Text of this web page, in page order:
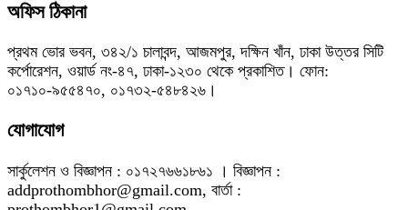
অফিস ঠিকানা
প্রথম ভোর ভবন, ৩৪২/১ চালাবন্দ, আজমপুর, দক্ষিন খাঁন, ঢাকা উত্তর সিটি
কর্পোরেশন, ওয়ার্ড নং-৪৭, ঢাকা-১২৩০ থেকে প্রকাশিত। ফোন:
০১৭১০-৯৫৫৪৭০, ০১৭৩২-৫৪৮৪২৬।
যোগাযোগ
সার্কুলেশন ও বিজ্ঞাপন : ০১৭২৭৬৬১৮৬১ । বিজ্ঞাপন :
addprothombhor@gmail.com, বার্তা :